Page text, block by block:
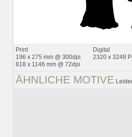
Print
196 x 275 mm @ 300dpi
818 x 1146 mm @ 72dpi
Digital
2320 x 3248
ÄHNLICHE MOTIVE